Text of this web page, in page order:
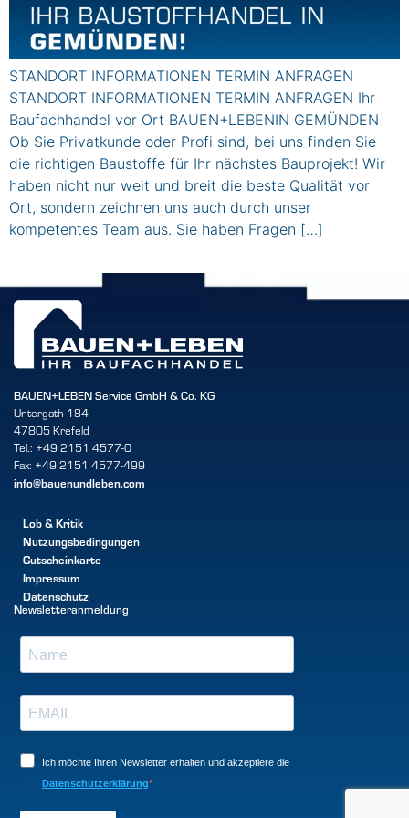
STANDORT INFORMATIONEN TERMIN ANFRAGEN
STANDORT INFORMATIONEN TERMIN ANFRAGEN Ihr
Baufachhandel vor Ort BAUEN+LEBENIN GEMÜNDEN
Ob Sie Privatkunde oder Profi sind, bei uns finden Sie
die richtigen Baustoffe für Ihr nächstes Bauprojekt! Wir
haben nicht nur weit und breit die beste Qualität vor
Ort, sondern zeichnen uns auch durch unser
kompetentes Team aus. Sie haben Fragen […]
BAUEN+LEBEN Service GmbH & Co. KG
Untergath 184
47805 Krefeld
Tel.: +49 2151 4577-0
Fax: +49 2151 4577-499
info@bauenundleben.com
Lob & Kritik
Nutzungsbedingungen
Gutscheinkarte
Impressum
Datenschutz
Newsletteranmeldung
Ich möchte Ihren Newsletter erhalten und akzeptiere die
Datenschutzerklärung